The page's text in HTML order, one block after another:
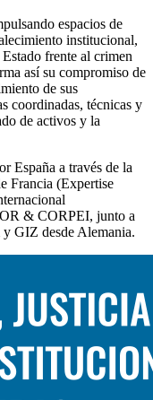
espacios de
institucional,
frente al crimen
así su compromiso de
de sus
coordinadas, técnicas y
de activos y la
España a través de la
Francia (Expertise
& CORPEI, junto a
GIZ desde Alemania.